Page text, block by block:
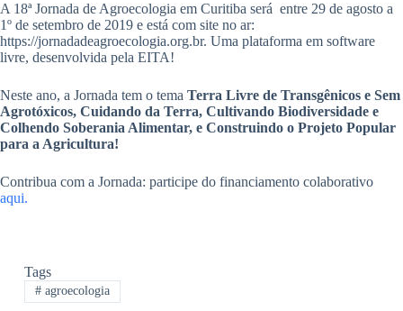
A 18ª Jornada de Agroecologia em Curitiba será entre 29 de agosto a
1º de setembro de 2019 e está com site no ar:
https://jornadadeagroecologia.org.br. Uma plataforma em software
livre, desenvolvida pela EITA!
Neste ano, a Jornada tem o tema Terra Livre de Transgênicos e Sem
Agrotóxicos, Cuidando da Terra, Cultivando Biodiversidade e
Colhendo Soberania Alimentar, e Construindo o Projeto Popular
para a Agricultura!
Contribua com a Jornada: participe do financiamento colaborativo
aqui.
Tags
#agroecologia